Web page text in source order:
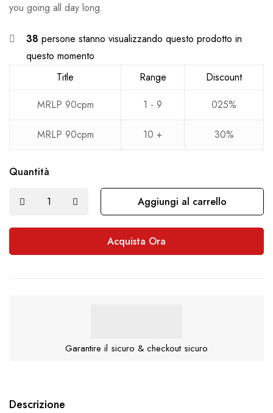
you going all day long.
38 persone stanno visualizzando questo prodotto in
questo momento
Title
Range
Discount
MRLP 90cpm
1 - 9 025%
MRLP 90cpm 10 + 30%
Quantità
Aggiungi al carrello
Acquista Ora
Garantire il sicuro & checkout sicuro
Descrizione